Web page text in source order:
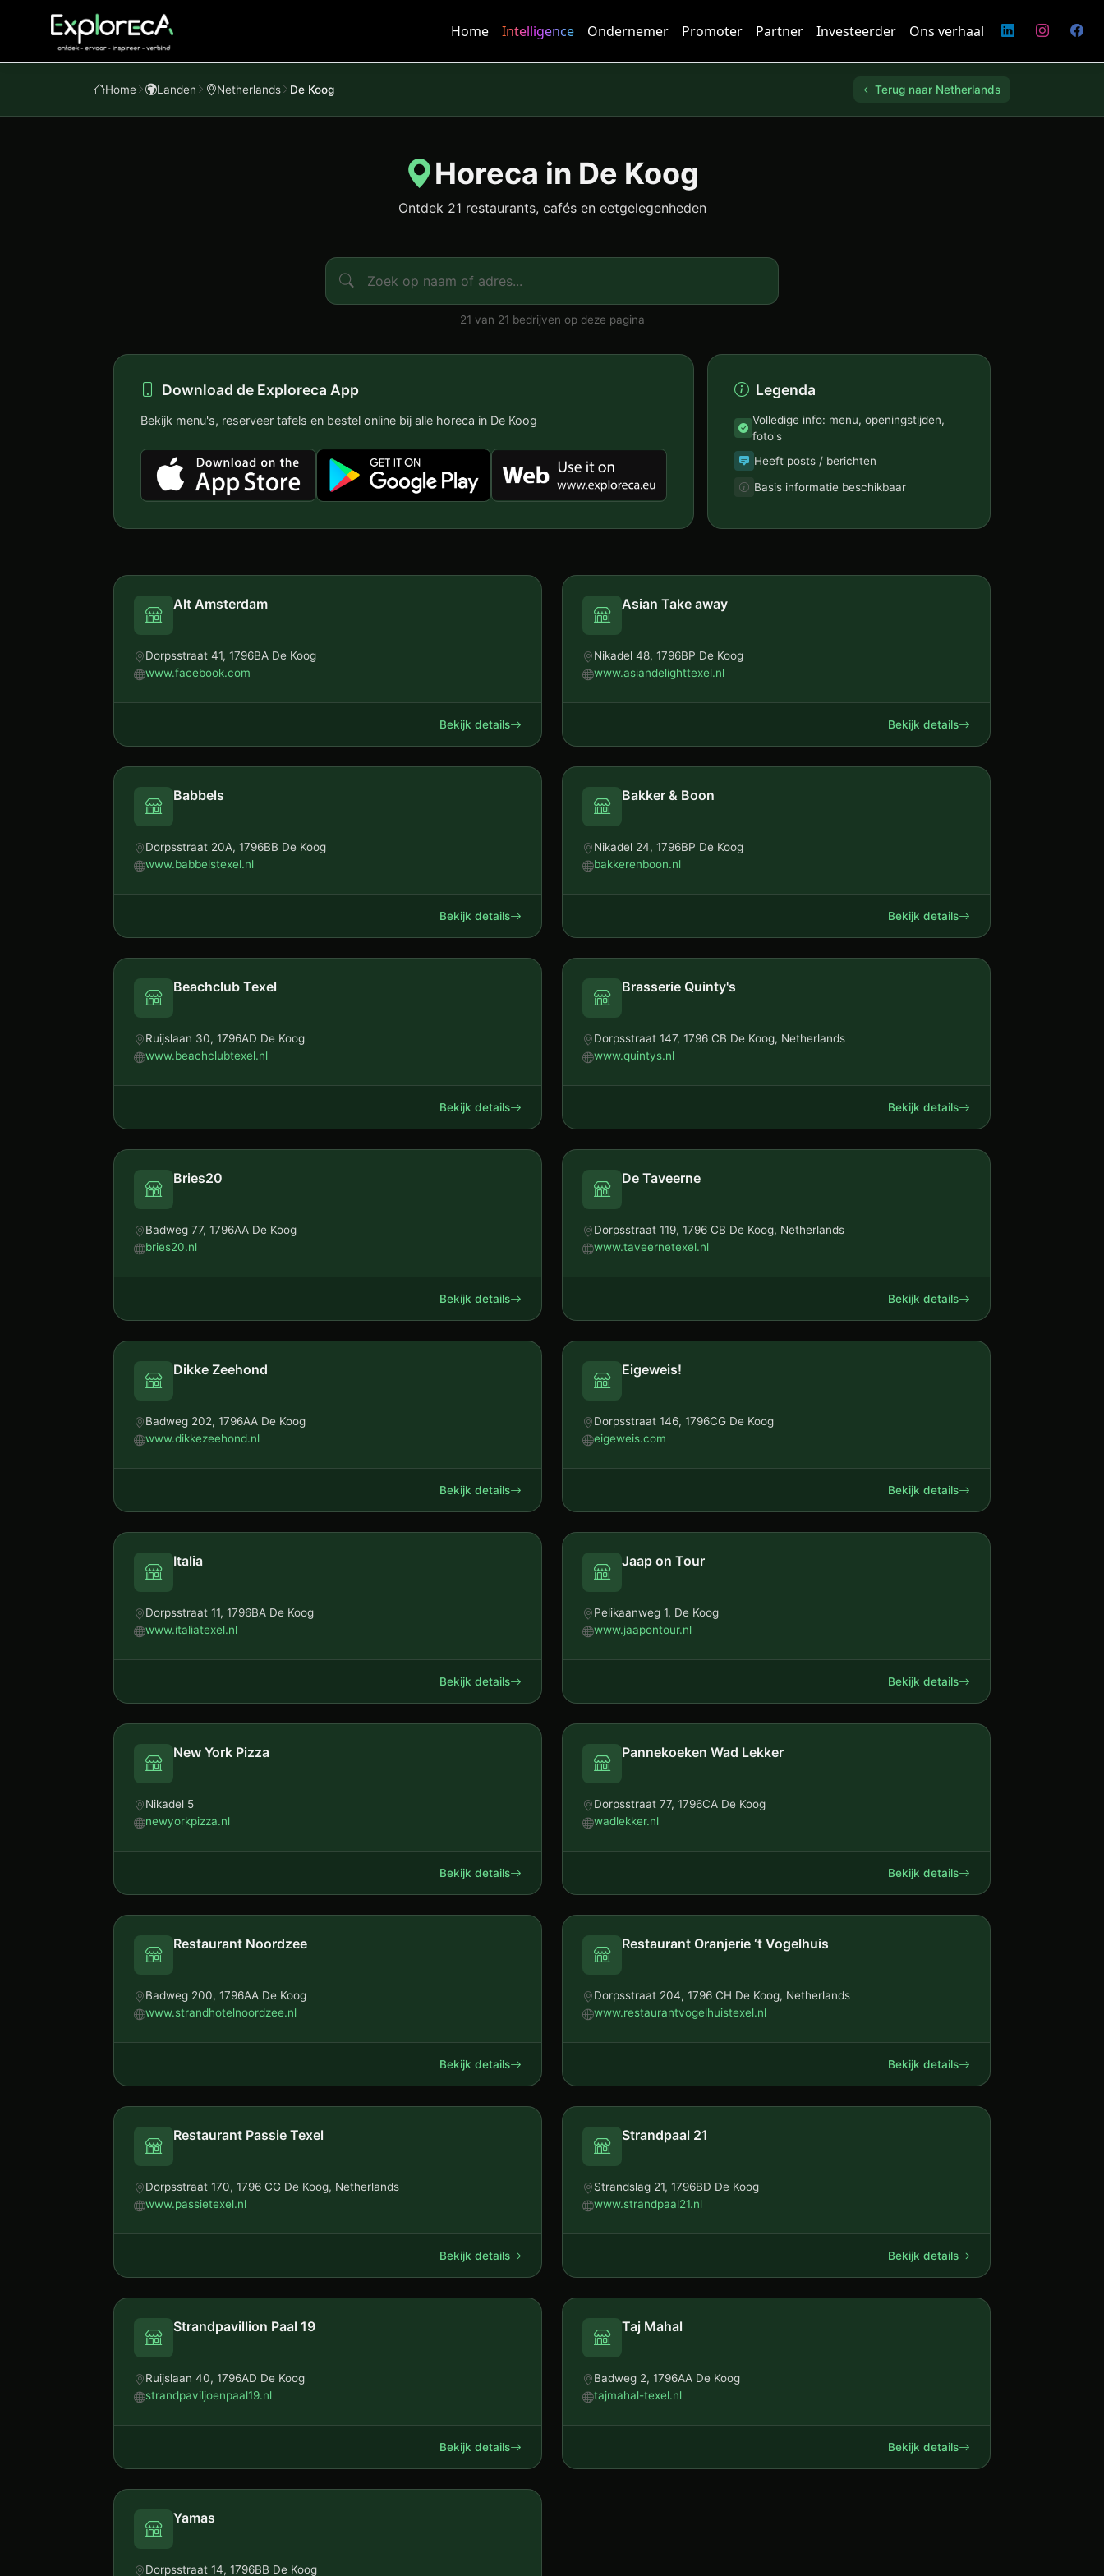
Home Intelligence Ondernemer Promoter Partner Investeerder Ons verhaal
Home Landen Netherlands De Koog Terug naar Netherlands
Horeca in De Koog
Ontdek 21 restaurants, cafés en eetgelegenheden
21 van 21 bedrijven op deze pagina
Download de Exploreca App
Bekijk menu's, reserveer tafels en bestel online bij alle horeca in De Koog
Legenda
Volledige info: menu, openingstijden,
foto's
Heeft posts / berichten
Basis informatie beschikbaar
Alt Amsterdam
Dorpsstraat 41, 1796BA De Koog
www.facebook.com
Bekijk details
Asian Take away
Nikadel 48, 1796BP De Koog
www.asiandelighttexel.nl
Bekijk details
Babbels
Dorpsstraat 20A, 1796BB De Koog
www.babbelstexel.nl
Bekijk details
Bakker & Boon
Nikadel 24, 1796BP De Koog
bakkerenboon.nl
Bekijk details
Beachclub Texel
Ruijslaan 30, 1796AD De Koog
www.beachclubtexel.nl
Bekijk details
Brasserie Quinty's
Dorpsstraat 147, 1796 CB De Koog, Netherlands
www.quintys.nl
Bekijk details
Bries20
Badweg 77, 1796AA De Koog
bries20.nl
Bekijk details
De Taveerne
Dorpsstraat 119, 1796 CB De Koog, Netherlands
www.taveernetexel.nl
Bekijk details
Dikke Zeehond
Badweg 202, 1796AA De Koog
www.dikkezeehond.nl
Bekijk details
Eigeweis!
Dorpsstraat 146, 1796CG De Koog
eigeweis.com
Bekijk details
Italia
Dorpsstraat 11, 1796BA De Koog
www.italiatexel.nl
Bekijk details
Jaap on Tour
Pelikaanweg 1, De Koog
www.jaapontour.nl
Bekijk details
New York Pizza
Nikadel 5
newyorkpizza.nl
Bekijk details
Pannekoeken Wad Lekker
Dorpsstraat 77, 1796CA De Koog
wadlekker.nl
Bekijk details
Restaurant Noordzee
Badweg 200, 1796AA De Koog
www.strandhotelnoordzee.nl
Bekijk details
Restaurant Oranjerie ‘t Vogelhuis
Dorpsstraat 204, 1796 CH De Koog, Netherlands
www.restaurantvogelhuistexel.nl
Bekijk details
Restaurant Passie Texel
Dorpsstraat 170, 1796 CG De Koog, Netherlands
www.passietexel.nl
Bekijk details
Strandpaal 21
Strandslag 21, 1796BD De Koog
www.strandpaal21.nl
Bekijk details
Strandpavillion Paal 19
Ruijslaan 40, 1796AD De Koog
strandpaviljoenpaal19.nl
Bekijk details
Taj Mahal
Badweg 2, 1796AA De Koog
tajmahal-texel.nl
Bekijk details
Yamas
Dorpsstraat 14, 1796BB De Koog